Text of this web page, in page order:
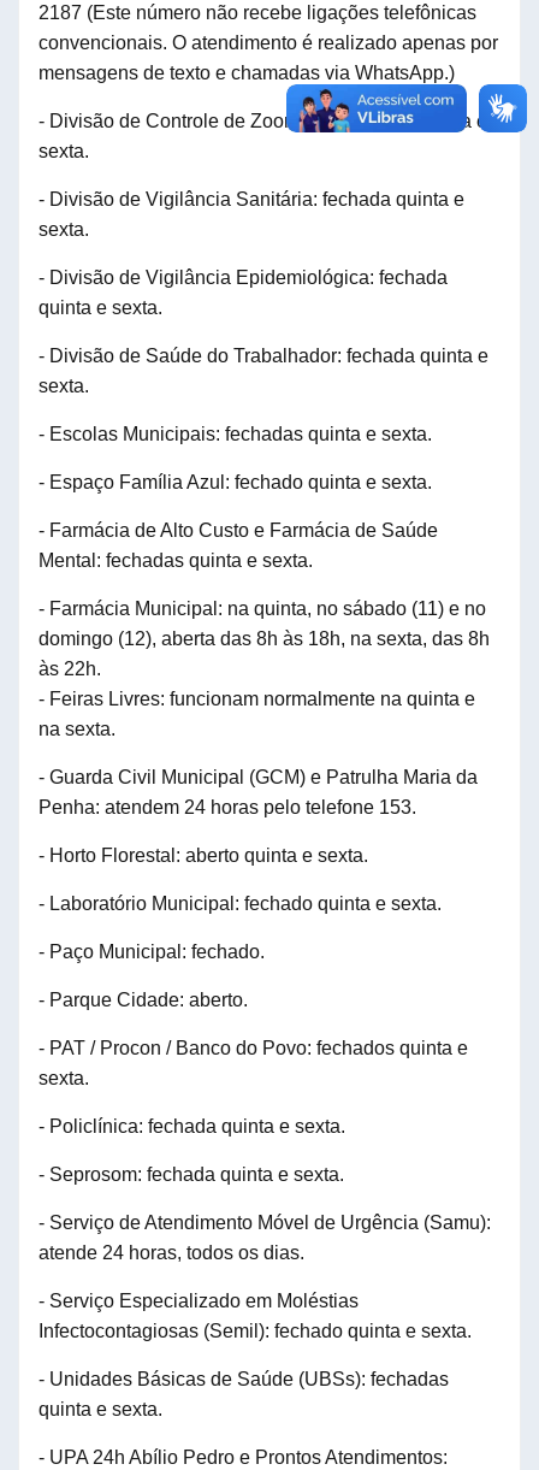
2187 (Este número não recebe ligações telefônicas
convencionais. O atendimento é realizado apenas por
mensagens de texto e chamadas via WhatsApp.)
- Divisão de Controle de Zoonoses: fechada quinta e
sexta.
- Divisão de Vigilância Sanitária: fechada quinta e
sexta.
- Divisão de Vigilância Epidemiológica: fechada
quinta e sexta.
- Divisão de Saúde do Trabalhador: fechada quinta e
sexta.
- Escolas Municipais: fechadas quinta e sexta.
- Espaço Família Azul: fechado quinta e sexta.
- Farmácia de Alto Custo e Farmácia de Saúde
Mental: fechadas quinta e sexta.
- Farmácia Municipal: na quinta, no sábado (11) e no
domingo (12), aberta das 8h às 18h, na sexta, das 8h
às 22h.
- Feiras Livres: funcionam normalmente na quinta e
na sexta.
- Guarda Civil Municipal (GCM) e Patrulha Maria da
Penha: atendem 24 horas pelo telefone 153.
- Horto Florestal: aberto quinta e sexta.
- Laboratório Municipal: fechado quinta e sexta.
- Paço Municipal: fechado.
- Parque Cidade: aberto.
- PAT / Procon / Banco do Povo: fechados quinta e
sexta.
- Policlínica: fechada quinta e sexta.
- Seprosom: fechada quinta e sexta.
- Serviço de Atendimento Móvel de Urgência (Samu):
atende 24 horas, todos os dias.
- Serviço Especializado em Moléstias
Infectocontagiosas (Semil): fechado quinta e sexta.
- Unidades Básicas de Saúde (UBSs): fechadas
quinta e sexta.
- UPA 24h Abílio Pedro e Prontos Atendimentos: